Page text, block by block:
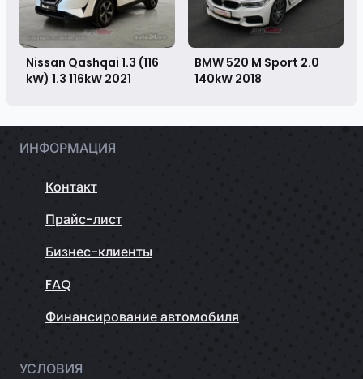
Nissan Qashqai 1.3 (116
kW) 1.3 116kW 2021
BMW 520 M Sport 2.0
140kW 2018
ИНФОРМАЦИЯ
Контакт
Прайс-лист
Бизнес-клиенты
FAQ
Финансирование автомобиля
УСЛОВИЯ